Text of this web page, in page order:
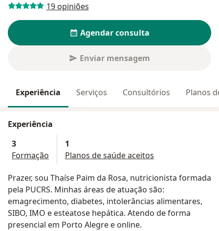
19 opiniões
Agendar consulta
Enviar mensagem
Experiência Serviços Consultórios Planos
Experiência
3
Formação
1
Planos de saúde aceitos
Prazer, sou Thaíse Paim da Rosa, nutricionista formada
pela PUCRS. Minhas áreas de atuação são:
emagrecimento, diabetes, intolerâncias alimentares,
SIBO, IMO e esteatose hepática. Atendo de forma
presencial em Porto Alegre e online.